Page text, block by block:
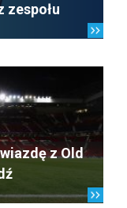
zespołu
z Old